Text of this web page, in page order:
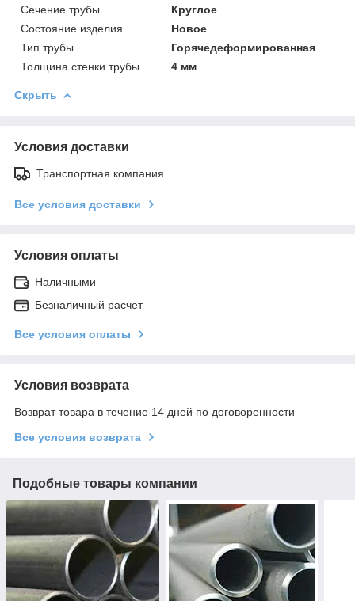
Сечение трубы
Круглое
Состояние изделия
Новое
Тип трубы
Горячедеформированная
Толщина стенки трубы
4 мм
Скрыть
Условия доставки
Транспортная компания
Все условия доставки
Условия оплаты
Наличными
Безналичный расчет
Все условия оплаты
Условия возврата
Возврат товара в течение 14 дней по договоренности
Все условия возврата
Подобные товары компании